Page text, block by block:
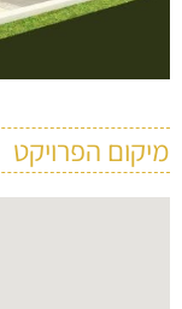
מיקום הפרויקט